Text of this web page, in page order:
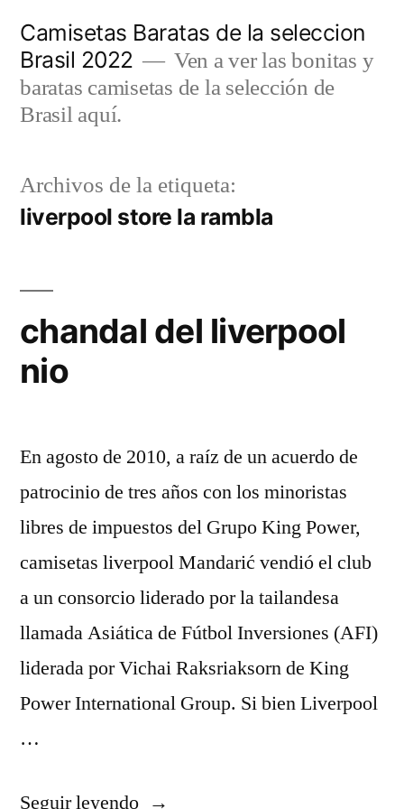
contenido
Camisetas Baratas de la seleccion
Brasil 2022
Ven a ver las bonitas y
baratas camisetas de la selección de
Brasil aquí.
Archivos de la etiqueta:
liverpool store la rambla
chandal del liverpool
nio
En agosto de 2010, a raíz de un acuerdo de
patrocinio de tres años con los minoristas
libres de impuestos del Grupo King Power,
camisetas liverpool Mandarić vendió el club
a un consorcio liderado por la tailandesa
llamada Asiática de Fútbol Inversiones (AFI)
liderada por Vichai Raksriaksorn de King
Power International Group. Si bien Liverpool
…
Seguir leyendo«chandal